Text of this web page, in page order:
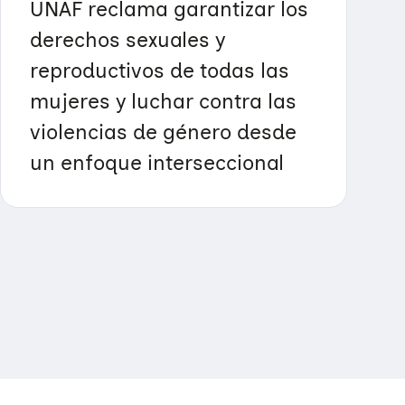
UNAF reclama garantizar los
derechos sexuales y
reproductivos de todas las
mujeres y luchar contra las
violencias de género desde
un enfoque interseccional